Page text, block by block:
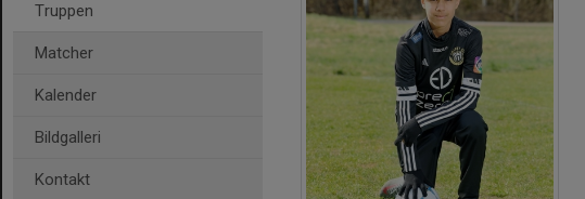
Truppen
Matcher
Kalender
Bildgalleri
Kontakt